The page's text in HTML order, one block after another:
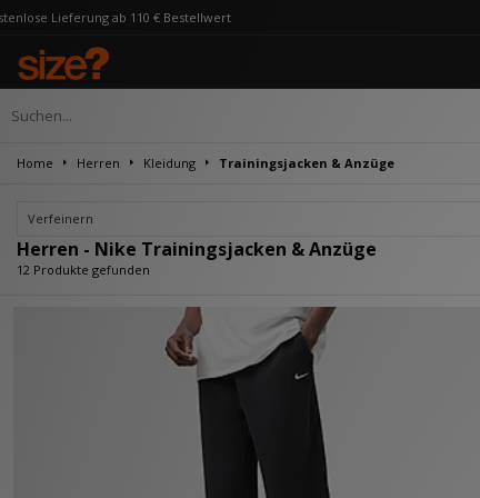
€ Bestellwert
Home Herren Kleidung Trainingsjacken & Anzüge
Verfeinern
Herren - Nike Trainingsjacken & Anzüge
12 Produkte gefunden